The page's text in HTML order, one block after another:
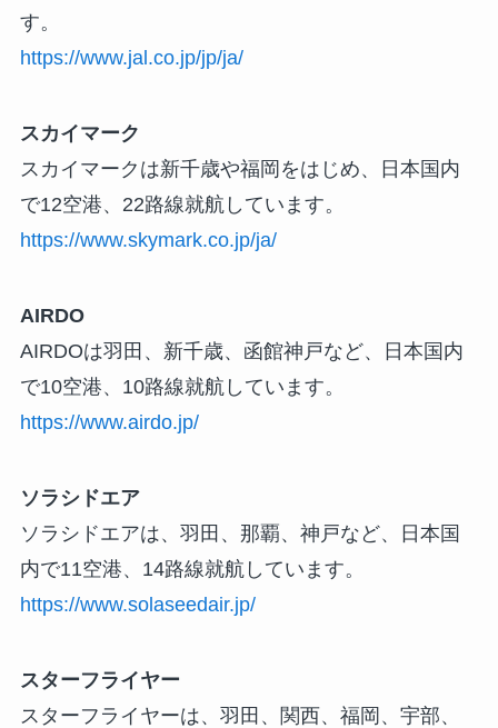
す。
https://www.jal.co.jp/jp/ja/
スカイマーク
スカイマークは新千歳や福岡をはじめ、日本国内
で12空港、22路線就航しています。
https://www.skymark.co.jp/ja/
AIRDO
AIRDOは羽田、新千歳、函館神戸など、日本国内
で10空港、10路線就航しています。
https://www.airdo.jp/
ソラシドエア
ソラシドエアは、羽田、那覇、神戸など、日本国
内で11空港、14路線就航しています。
https://www.solaseedair.jp/
スターフライヤー
スターフライヤーは、羽田、関西、福岡、宇部、